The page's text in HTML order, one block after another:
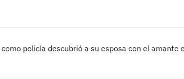
policía descubrió a su esposa con el amante